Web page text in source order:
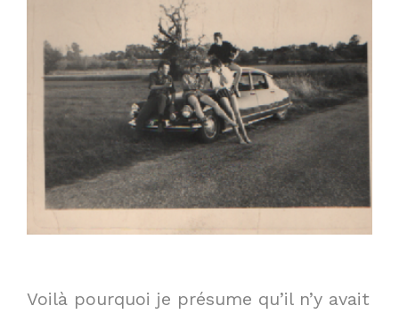
Voilà pourquoi je présume qu’il n’y avait